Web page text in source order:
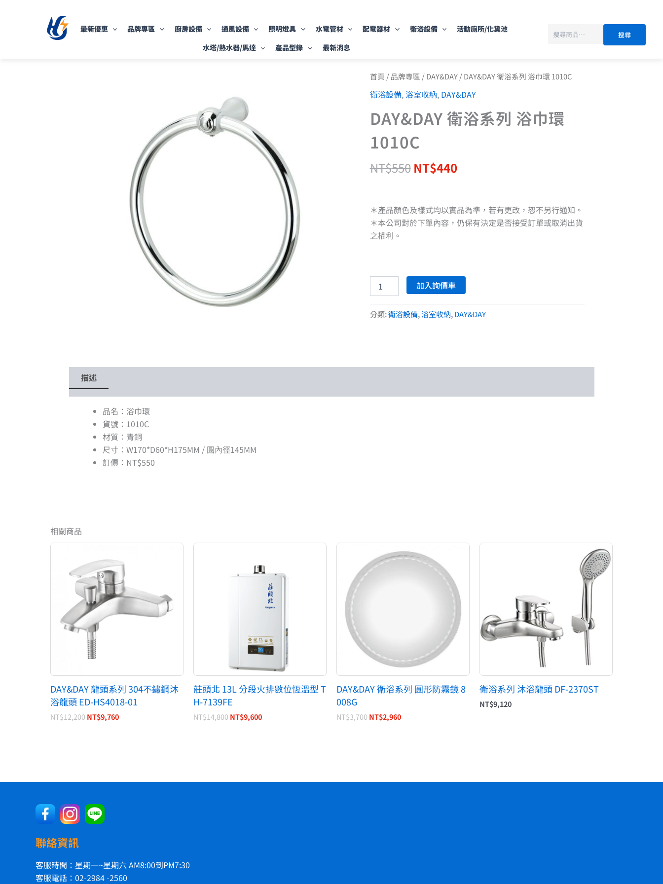
內
最新優惠 品牌專區 廚房設備 通風設備 照明燈具 水電管材 配電器材 衛浴設備
活動廁所/化糞池
水塔/熱水器/馬達
產品型錄 最新消息
搜尋
首頁 /品牌專區 /DAY&DAY/ DAY&DAY 衛浴系列 浴巾環 1010C
衛浴設備, 浴室收納, DAY&DAY
DAY&DAY 衛浴系列 浴巾環
1010C
NT$550
原
始
價
格：
NT$550。
NT$440
目
前
價
格：
NT$440。
＊產品顏色及樣式均以實品為準，若有更改，恕不另行通知。
＊本公司對於下單內容，仍保有決定是否接受訂單或取消出貨
之權利。
DAY&DAY
浴
列
浴
數
量
加入詢價車
分類:衛浴設備,浴室收納,DAY&DAY
描述
品名：浴巾環
貨號：1010C
材質：青銅
尺寸：W170*D60*H175MM / 圓內徑145MM
訂價：NT$550
相關商品
DAY&DAY 龍頭系列 304不鏽鋼沐
浴龍頭 ED-HS4018-01
NT$12,200
原
價
格：
NT$12,200。
NT$9,760
目
價
格：
NT$9,760。
莊頭北 13L 分段火排數位恆溫型 T
H-7139FE
NT$14,800
原
格：
NT$14,800。
NT$9,600
目
價
格：
NT$9,600。
DAY&DAY 衛浴系列 圓形防霧鏡 8
008G
NT$3,700
原
價
格：
NT$2,960
目
前
衛浴系列 沐浴龍頭 DF-2370ST
NT$9,120
聯絡資訊
客服時間：星期一~星期六 AM8:00到PM7:30
客服電話：02-2984 -2560